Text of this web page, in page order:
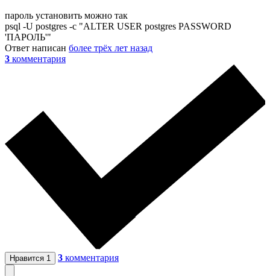
пароль установить можно так
psql -U postgres -c "ALTER USER postgres PASSWORD
'ПАРОЛЬ'"
Ответ написан более трёх лет назад
3 комментария
Нравится 1 3 комментария